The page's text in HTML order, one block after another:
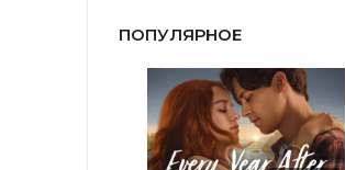
ПОПУЛЯРНОЕ